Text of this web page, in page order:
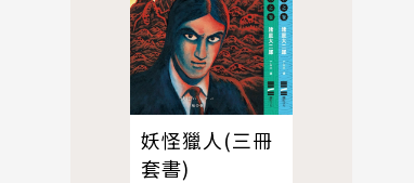
妖怪獵人(三冊
套書)